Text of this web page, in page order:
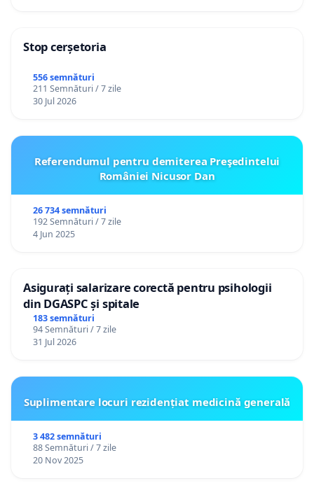
Stop cerșetoria
556 semnături
211 Semnături / 7 zile
30 Jul 2026
Referendumul pentru demiterea Preşedintelui
României Nicusor Dan
26 734 semnături
192 Semnături / 7 zile
4 Jun 2025
Asigurați salarizare corectă pentru psihologii
din DGASPC și spitale
183 semnături
94 Semnături / 7 zile
31 Jul 2026
Suplimentare locuri rezidențiat medicină generală
3 482 semnături
88 Semnături / 7 zile
20 Nov 2025